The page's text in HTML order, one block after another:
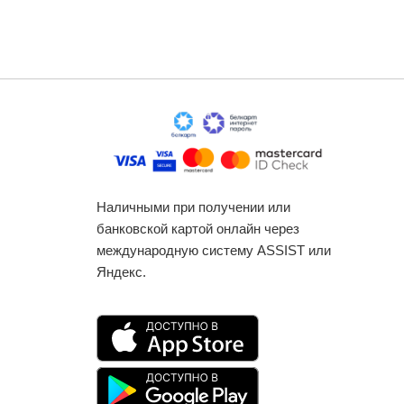
Наличными при получении или
банковской картой онлайн через
международную систему ASSIST или
Яндекс.